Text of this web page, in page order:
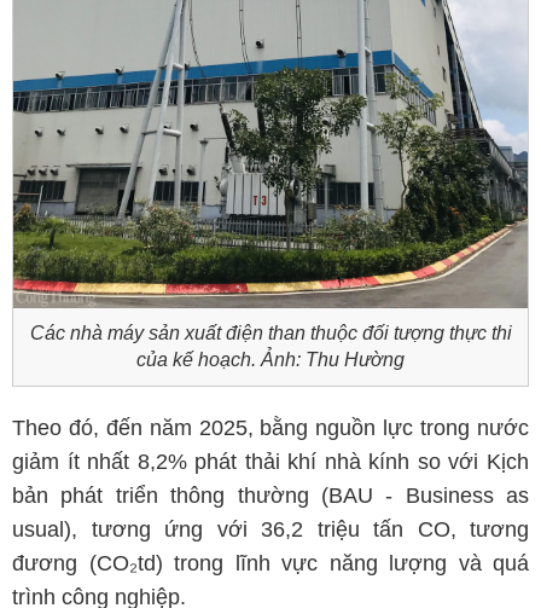
Các nhà máy sản xuất điện than thuộc đối tượng thực thi
của kế hoạch. Ảnh: Thu Hường
Theo đó, đến năm 2025, bằng nguồn lực trong nước
giảm ít nhất 8,2% phát thải khí nhà kính so với Kịch
bản phát triển thông thường (BAU - Business as
usual), tương ứng với 36,2 triệu tấn CO, tương
đương (CO₂td) trong lĩnh vực năng lượng và quá
trình công nghiệp.